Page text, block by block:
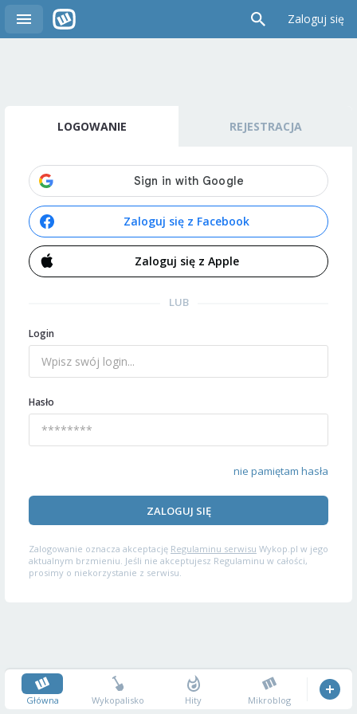
Zaloguj się
LOGOWANIE REJESTRACJA
Zaloguj się z Facebook
Zaloguj się z Apple
LUB
Login
Hasło
nie pamiętam hasła
ZALOGUJ SIĘ
Zalogowanie oznacza akceptację Regulaminu serwisu Wykop.pl w jego
aktualnym brzmieniu. Jeśli nie akceptujesz Regulaminu w całości,
prosimy o niekorzystanie z serwisu.
Główna Wykopalisko Hity Mikroblog